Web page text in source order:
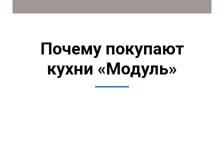
Почему покупают
кухни «Модуль»